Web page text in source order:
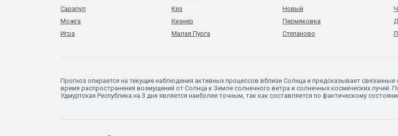
Сарапул
Можга
Игра
Кез
Кизнер
Малая Пурга
Новый
Пермяковка
Степаново
Прогноз опирается на текущие наблюдения активных процессов вблизи Солнца и предсказывает
время распространения возмущений от Солнца к Земле солнечного ветра и солнечных космических лучей.
Удмуртская Республика на 3 дня является наиболее точным, так как составляется по фактическому